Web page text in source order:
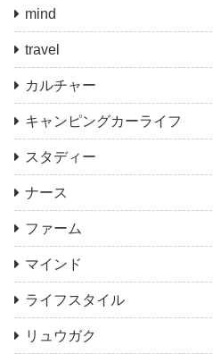
mind
travel
カルチャー
キャンピングカーライフ
スタディー
ナース
ファーム
マインド
ライフスタイル
リュウガク